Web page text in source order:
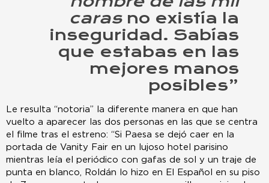
carasno existía la
inseguridad. Sabías
que estabas en las
mejores manos
posibles”
Le resulta “notoria” la diferente manera en que han
vuelto a aparecer las dos personas en las que se centra
el filme tras el estreno: “Si Paesa se dejó caer en la
portada de Vanity Fair en un lujoso hotel parisino
mientras leía el periódico con gafas de sol y un traje de
punta en blanco, Roldán lo hizo en El Español en su piso